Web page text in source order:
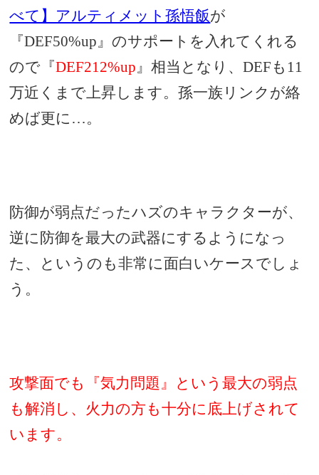
べて】アルティメット孫悟飯が
『DEF50%up』のサポートを入れてくれる
ので『DEF212%up』相当となり、DEFも11
万近くまで上昇します。孫一族リンクが絡
めば更に…。
防御が弱点だったハズのキャラクターが、
逆に防御を最大の武器にするようになっ
た、というのも非常に面白いケースでしょ
う。
攻撃面でも『気力問題』という最大の弱点
も解消し、火力の方も十分に底上げされて
います。